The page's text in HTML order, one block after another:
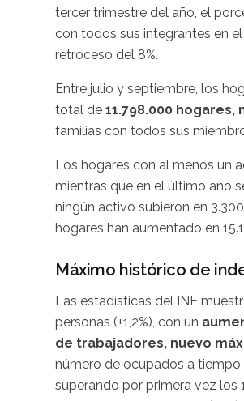
tercer trimestre del año, el
con todos sus integrantes en
retroceso del 8%.
Entre julio y septiembre, los
total de 11.798.000
familias con todos sus
Los hogares con al menos un
mientras que en el último año
ningún activo subieron en
hogares han aumentado en
Máximo histórico de
Las estadísticas del INE
personas (+1,2%), con un
de trabajadores, nuevo
número de ocupados a tiempo
superando por primera vez los